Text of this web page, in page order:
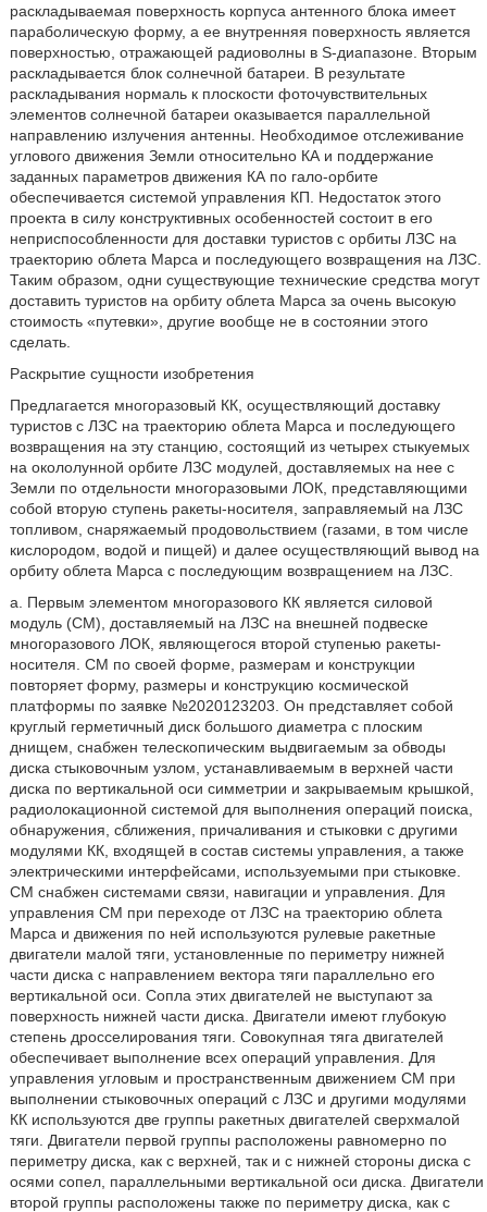
раскладываемая поверхность корпуса антенного блока имеет
параболическую форму, а ее внутренняя поверхность является
поверхностью, отражающей радиоволны в S-диапазоне. Вторым
раскладывается блок солнечной батареи. В результате
раскладывания нормаль к плоскости фоточувствительных
элементов солнечной батареи оказывается параллельной
направлению излучения антенны. Необходимое отслеживание
углового движения Земли относительно КА и поддержание
заданных параметров движения КА по гало-орбите
обеспечивается системой управления КП. Недостаток этого
проекта в силу конструктивных особенностей состоит в его
неприспособленности для доставки туристов с орбиты ЛЗС на
траекторию облета Марса и последующего возвращения на ЛЗС.
Таким образом, одни существующие технические средства могут
доставить туристов на орбиту облета Марса за очень высокую
стоимость «путевки», другие вообще не в состоянии этого
сделать.
Раскрытие сущности изобретения
Предлагается многоразовый КК, осуществляющий доставку
туристов с ЛЗС на траекторию облета Марса и последующего
возвращения на эту станцию, состоящий из четырех стыкуемых
на окололунной орбите ЛЗС модулей, доставляемых на нее с
Земли по отдельности многоразовыми ЛОК, представляющими
собой вторую ступень ракеты-носителя, заправляемый на ЛЗС
топливом, снаряжаемый продовольствием (газами, в том числе
кислородом, водой и пищей) и далее осуществляющий вывод на
орбиту облета Марса с последующим возвращением на ЛЗС.
а. Первым элементом многоразового КК является силовой
модуль (СМ), доставляемый на ЛЗС на внешней подвеске
многоразового ЛОК, являющегося второй ступенью ракеты-
носителя. СМ по своей форме, размерам и конструкции
повторяет форму, размеры и конструкцию космической
платформы по заявке №2020123203. Он представляет собой
круглый герметичный диск большого диаметра с плоским
днищем, снабжен телескопическим выдвигаемым за обводы
диска стыковочным узлом, устанавливаемым в верхней части
диска по вертикальной оси симметрии и закрываемым крышкой,
радиолокационной системой для выполнения операций поиска,
обнаружения, сближения, причаливания и стыковки с другими
модулями КК, входящей в состав системы управления, а также
электрическими интерфейсами, используемыми при стыковке.
СМ снабжен системами связи, навигации и управления. Для
управления СМ при переходе от ЛЗС на траекторию облета
Марса и движения по ней используются рулевые ракетные
двигатели малой тяги, установленные по периметру нижней
части диска с направлением вектора тяги параллельно его
вертикальной оси. Сопла этих двигателей не выступают за
поверхность нижней части диска. Двигатели имеют глубокую
степень дросселирования тяги. Совокупная тяга двигателей
обеспечивает выполнение всех операций управления. Для
управления угловым и пространственным движением СМ при
выполнении стыковочных операций с ЛЗС и другими модулями
КК используются две группы ракетных двигателей сверхмалой
тяги. Двигатели первой группы расположены равномерно по
периметру диска, как с верхней, так и с нижней стороны диска с
осями сопел, параллельными вертикальной оси диска. Двигатели
второй группы расположены также по периметру диска, как с